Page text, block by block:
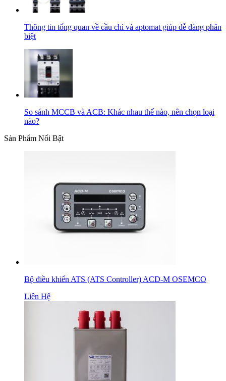
Thông tin tổng quan về cầu chì và aptomat giúp dễ dàng phân
biệt
So sánh MCCB và ACB: Khác nhau thế nào, nên chọn loại
nào?
Sản Phẩm Nổi Bật
Bộ điều khiển ATS (ATS Controller) ACD-M OSEMCO
Liên Hệ